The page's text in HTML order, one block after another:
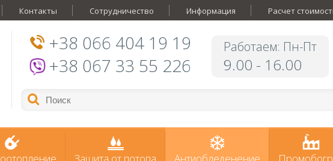
Контакты Сотрудничество Информация Расчет
+38 066 404 19 19
+38 067 33 55 226
Работаем: Пн-Пт
9.00 - 16.00
Защита от потопа Антиобледенение